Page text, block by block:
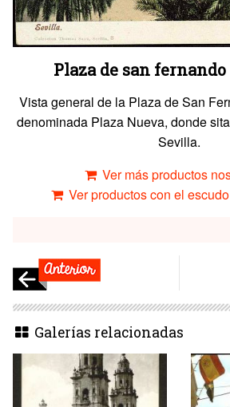
Plaza de san
Vista general de la Plaza de San
denominada Plaza Nueva, donde
Sevilla.
Ver más productos
Ver productos con el
Galerías relacionadas